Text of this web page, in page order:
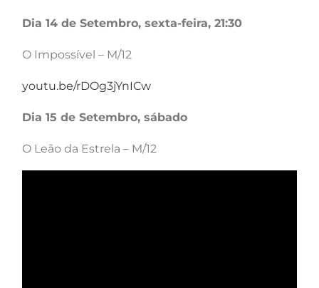
Dia 14 de Setembro, sexta-feira, 21:30
O Impossível – M/12
youtu.be/rDOg3jYnICw
Dia 15 de Setembro, sábado
O Leão da Estrela – M/12